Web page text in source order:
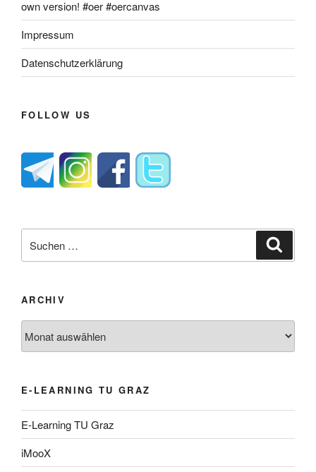
own version! #oer #oercanvas
Impressum
Datenschutzerklärung
FOLLOW US
nach:
ARCHIV
E-LEARNING TU GRAZ
E-Learning TU Graz
iMooX